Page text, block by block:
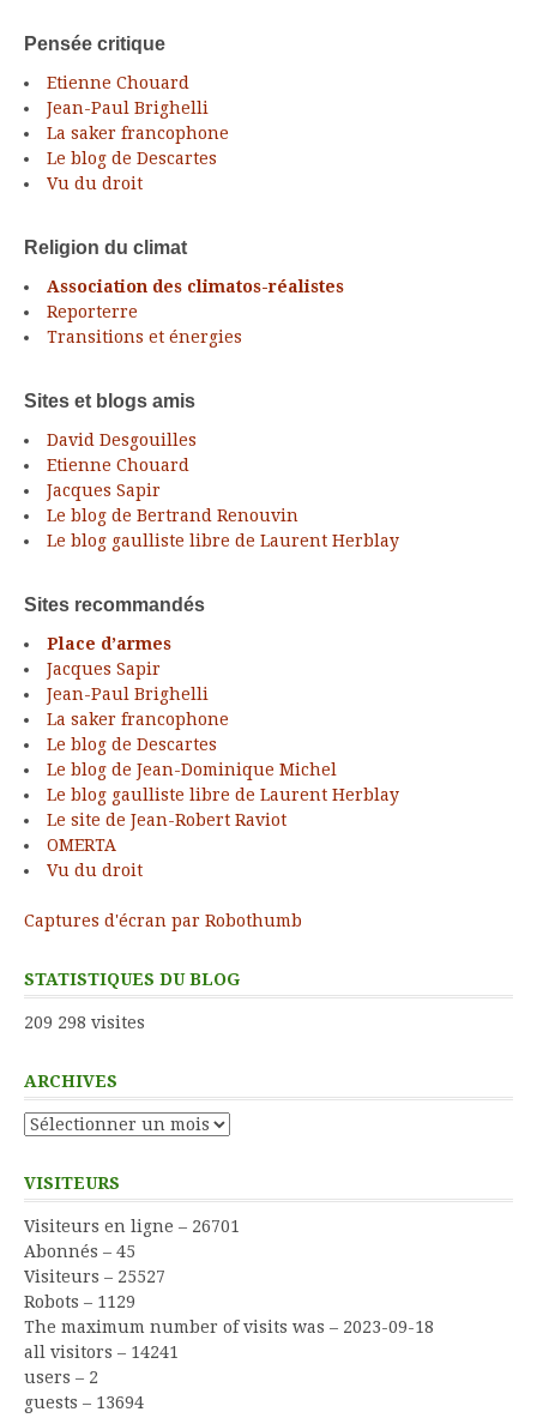
Pensée critique
Etienne Chouard
Jean-Paul Brighelli
La saker francophone
Le blog de Descartes
Vu du droit
Religion du climat
Association des climatos-réalistes
Reporterre
Transitions et énergies
Sites et blogs amis
David Desgouilles
Etienne Chouard
Jacques Sapir
Le blog de Bertrand Renouvin
Le blog gaulliste libre de Laurent Herblay
Sites recommandés
Place d’armes
Jacques Sapir
Jean-Paul Brighelli
La saker francophone
Le blog de Descartes
Le blog de Jean-Dominique Michel
Le blog gaulliste libre de Laurent Herblay
Le site de Jean-Robert Raviot
OMERTA
Vu du droit
Captures d'écran par Robothumb
STATISTIQUES DU BLOG
209 298 visites
ARCHIVES
Archives
VISITEURS
Visiteurs en ligne – 26701
Abonnés – 45
Visiteurs – 25527
Robots – 1129
The maximum number of visits was – 2023-09-18
all visitors – 14241
users – 2
guests – 13694